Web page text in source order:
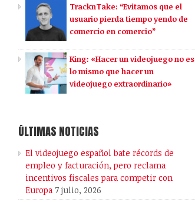
TracknTake: “Evitamos que el
usuario pierda tiempo yendo de
comercio en comercio”
King: «Hacer un videojuego no es
lo mismo que hacer un
videojuego extraordinario»
ÚLTIMAS NOTICIAS
El videojuego español bate récords de
empleo y facturación, pero reclama
incentivos fiscales para competir con
Europa 7 julio, 2026